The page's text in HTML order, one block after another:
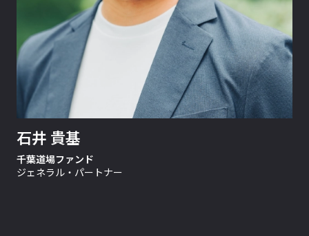
石井 貴基
千葉道場ファンド
ジェネラル・パートナー